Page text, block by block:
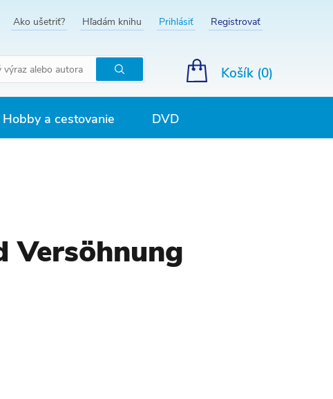
Ako ušetriť? Hľadám knihu Prihlásiť Registrovať
Hľadať
Košík (0)
Hobby a cestovanie DVD
Versöhnung